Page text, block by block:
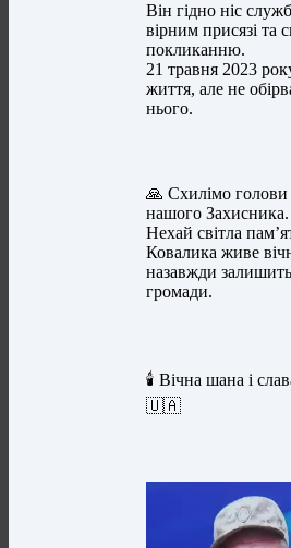
Він гідно ніс
вірним присязі та
покликанню.
21 травня 2023
життя, але не
нього.
🙏 Схилімо голови
нашого Захисника.
Нехай світла
Ковалика живе
назавжди
громади.
🕯️ Вічна шана і
🇺🇦